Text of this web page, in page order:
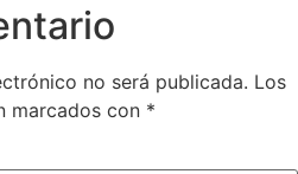
no será publicada. Los
marcados con *